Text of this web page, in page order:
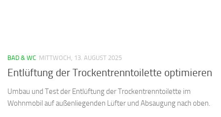
BAD & WC MITTWOCH, 13. AUGUST 2025
Entlüftung der Trockentrenntoilette optimieren
Umbau und Test der Entlüftung der Trockentrenntoilette im
Wohnmobil auf außenliegenden Lüfter und Absaugung nach oben.